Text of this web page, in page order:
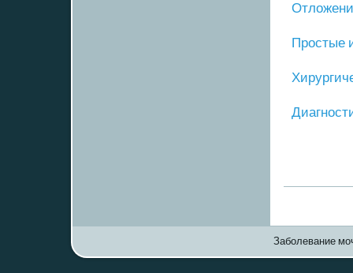
Прοстые
Заболевание